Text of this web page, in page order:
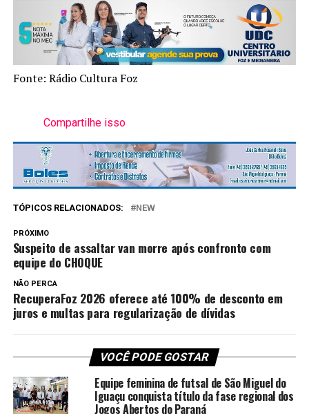
Fonte: Rádio Cultura Foz
Compartilhe isso
TÓPICOS RELACIONADOS: NEW
PRÓXIMO
Suspeito de assaltar van morre após confronto com
equipe do CHOQUE
NÃO PERCA
RecuperaFoz 2026 oferece até 100% de desconto em
juros e multas para regularização de dívidas
VOCÊ PODE GOSTAR
Equipe feminina de futsal de São Miguel do
Iguaçu conquista título da fase regional dos
Jogos Abertos do Paraná